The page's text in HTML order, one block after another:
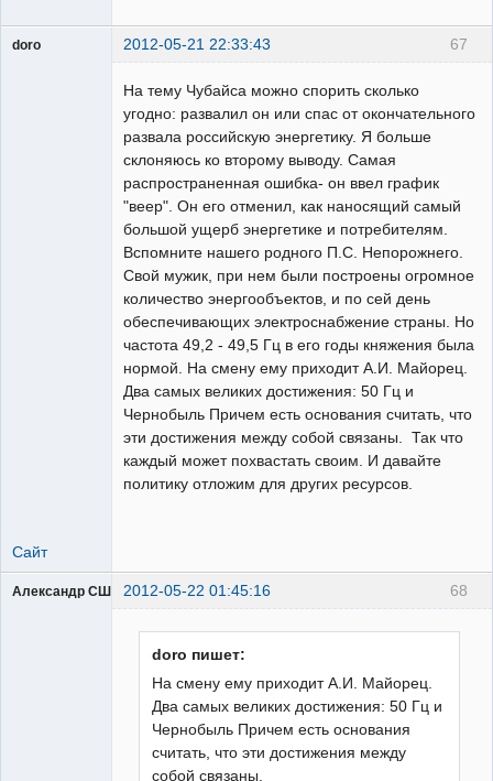
67
doro 2012-05-21 22:33:43
На тему Чубайса можно спорить сколько
угодно: развалил он или спас от окончательного
развала российскую энергетику. Я больше
склоняюсь ко второму выводу. Самая
распространенная ошибка- он ввел график
"веер". Он его отменил, как наносящий самый
большой ущерб энергетике и потребителям.
Вспомните нашего родного П.С. Непорожнего.
Свой мужик, при нем были построены огромное
количество энергообъектов, и по сей день
обеспечивающих электроснабжение страны. Но
частота 49,2 - 49,5 Гц в его годы княжения была
нормой. На смену ему приходит А.И. Майорец.
Два самых великих достижения: 50 Гц и
Чернобыль Причем есть основания считать, что
эти достижения между собой связаны. Так что
каждый может похвастать своим. И давайте
политику отложим для других ресурсов.
Сайт
68
Александр США 2012-05-22 01:45:16
doro пишет:
На смену ему приходит А.И. Майорец.
Два самых великих достижения: 50 Гц и
Чернобыль Причем есть основания
считать, что эти достижения между
собой связаны.